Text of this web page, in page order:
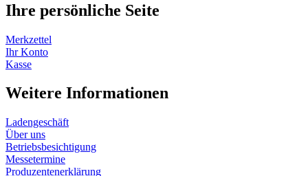
Ihre persönliche Seite
Merkzettel
Ihr Konto
Kasse
Weitere Informationen
Ladengeschäft
Über uns
Betriebsbesichtigung
Messetermine
Produzentenerklärung